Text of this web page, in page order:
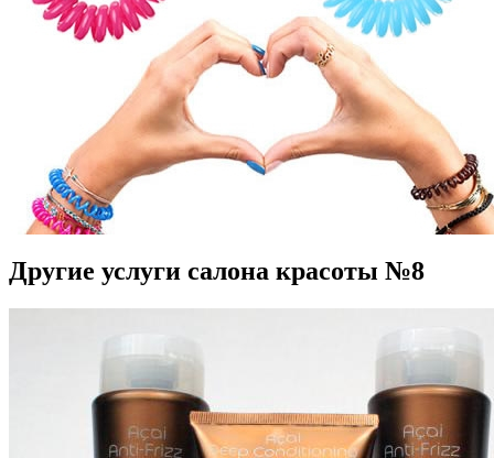
Другие услуги салона красоты №8